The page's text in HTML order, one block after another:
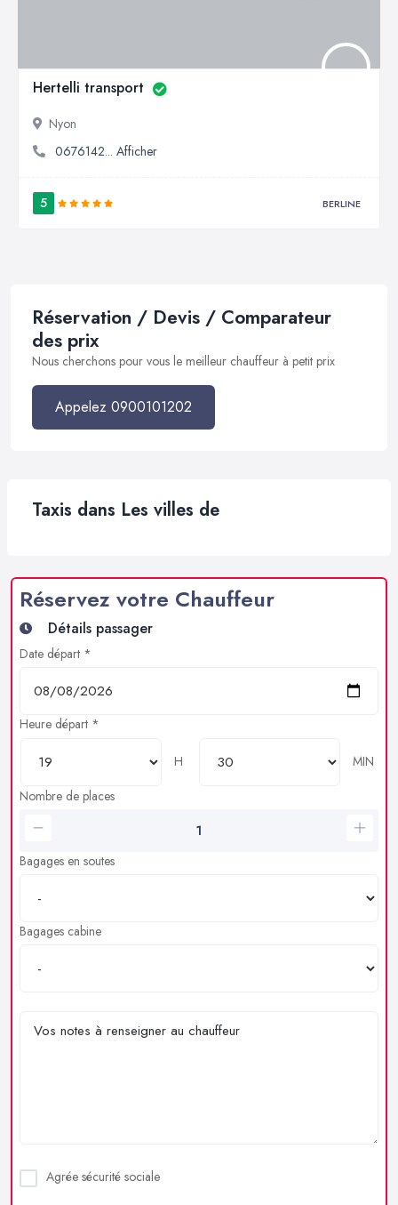
Hertelli transport
Nyon
0676142... Afficher
5 BERLINE
Réservation / Devis / Comparateur
des prix
Nous cherchons pour vous le meilleur chauffeur à petit prix
Appelez 0900101202
Taxis dans Les villes de
Réservez votre Chauffeur
Détails passager
Date départ *
Heure départ *
H
MIN
Nombre de places
Bagages en soutes
Bagages cabine
Agrée sécurité sociale